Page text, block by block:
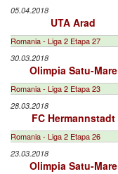
05.04.2018
UTA Arad
Romania - Liga 2 Etapa 27
30.03.2018
Olimpia Satu-Mare
Romania - Liga 2 Etapa 23
28.03.2018
FC Hermannstadt
Romania - Liga 2 Etapa 26
23.03.2018
Olimpia Satu-Mare